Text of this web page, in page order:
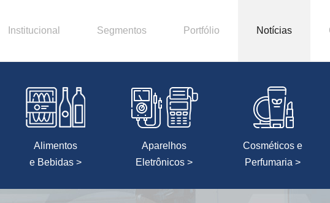
Institucional Segmentos Portfólio Notícias
Alimentos
e Bebidas >
Aparelhos
Eletrônicos >
Cosméticos e
Perfumaria >